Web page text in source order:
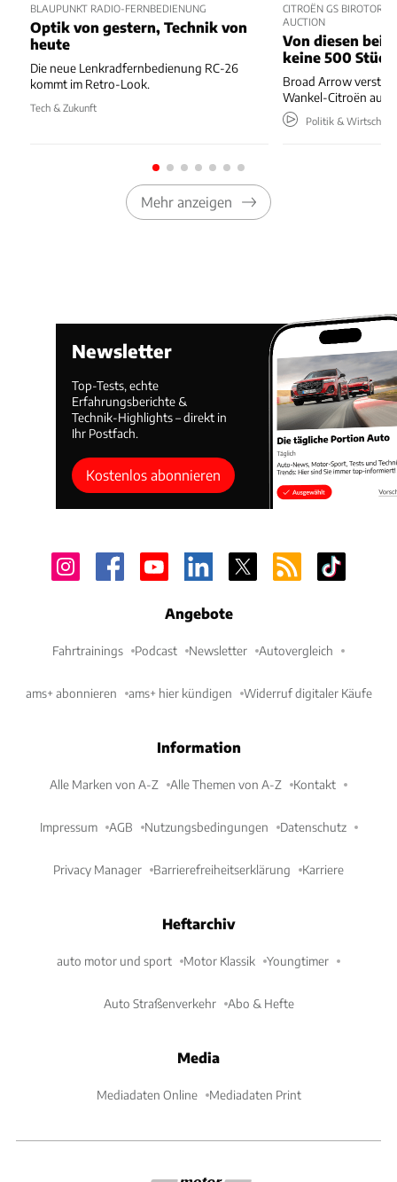
BLAUPUNKT RADIO-FERNBEDIENUNG
Optik von gestern, Technik von
heute
Die neue Lenkradfernbedienung RC-26
kommt im Retro-Look.
Tech & Zukunft
CITROËN GS BIROTOR
AUCTION
Von diesen
keine 500 Stück
Broad Arrow
Wankel-Citroën aus
Politik & Wirtschaft
Mehr anzeigen
Newsletter
Top-Tests, echte
Erfahrungsberichte &
Technik-Highlights – direkt in
Ihr Postfach.
Kostenlos abonnieren
Angebote
Fahrtrainings Podcast Newsletter Autovergleich
ams+ abonnieren ams+ hier kündigen Widerruf digitaler Käufe
Information
Alle Marken von A-Z Alle Themen von A-Z Kontakt
Impressum AGB Nutzungsbedingungen Datenschutz
Privacy Manager Barrierefreiheitserklärung Karriere
Heftarchiv
auto motor und sport Motor Klassik Youngtimer
Auto Straßenverkehr Abo & Hefte
Media
Mediadaten Online Mediadaten Print